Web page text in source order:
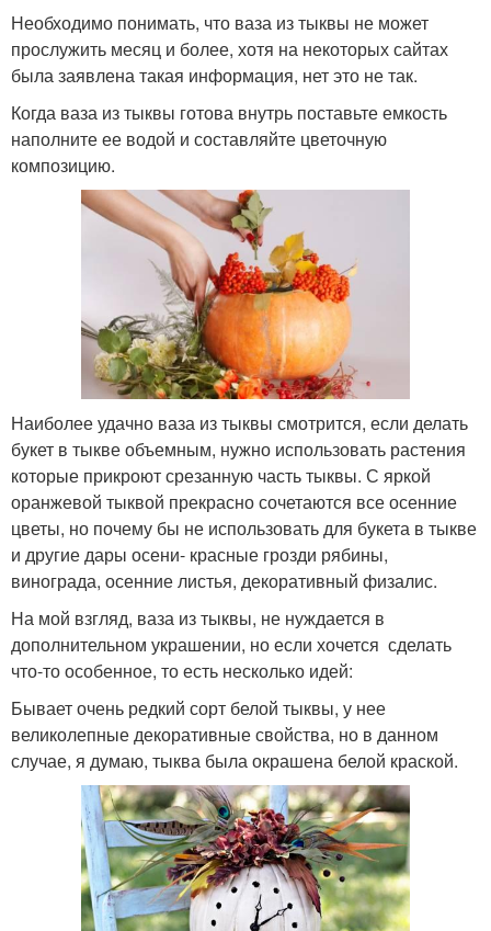
Необходимо понимать, что ваза из тыквы не может
прослужить месяц и более, хотя на некоторых сайтах
была заявлена такая информация, нет это не так.
Когда ваза из тыквы готова внутрь поставьте емкость
наполните ее водой и составляйте цветочную
композицию.
Наиболее удачно ваза из тыквы смотрится, если делать
букет в тыкве объемным, нужно использовать растения
которые прикроют срезанную часть тыквы. С яркой
оранжевой тыквой прекрасно сочетаются все осенние
цветы, но почему бы не использовать для букета в тыкве
и другие дары осени- красные грозди рябины,
винограда, осенние листья, декоративный физалис.
На мой взгляд, ваза из тыквы, не нуждается в
дополнительном украшении, но если хочется сделать
что-то особенное, то есть несколько идей:
Бывает очень редкий сорт белой тыквы, у нее
великолепные декоративные свойства, но в данном
случае, я думаю, тыква была окрашена белой краской.